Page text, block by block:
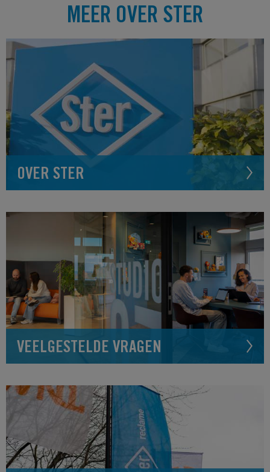
MEER OVER STER
OVER STER
VEELGESTELDE VRAGEN